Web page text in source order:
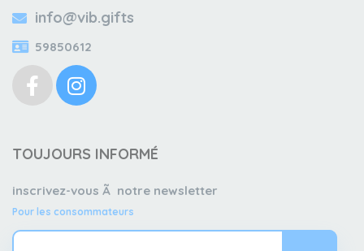
info@vib.gifts
59850612
TOUJOURS INFORMÉ
inscrivez-vous Ã notre newsletter
Pour les consommateurs